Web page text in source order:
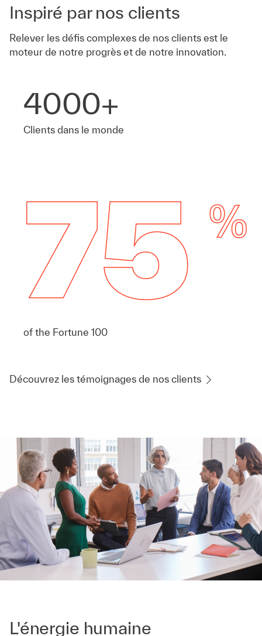
Inspiré par nos clients
Relever les défis complexes de nos clients est le
moteur de notre progrès et de notre innovation.
4000+
Clients dans le monde
of the Fortune 100
Découvrez les témoignages de nos clients
L'énergie humaine